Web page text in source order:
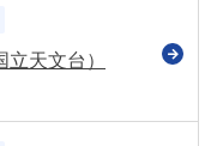
天文台）